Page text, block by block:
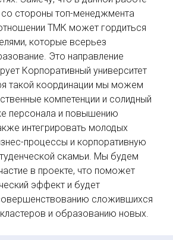
стороны топ-менеджмента
ТМК может гордиться
которые всерьез
Это направление
Корпоративный университет
такой координации мы можем
компетенции и солидный
персонала и повышению
интегрировать молодых
процессы и корпоративную
скамьи. Мы будем
в проекте, что поможет
эффект и будет
сложившихся
и образованию новых.